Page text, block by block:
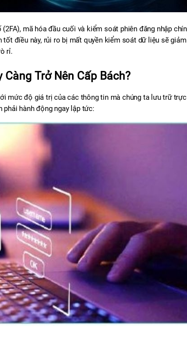
mã hóa đầu cuối và kiểm soát phiên đăng nhập
tốt điều này, rủi ro bị mất quyền kiểm soát dữ liệu sẽ giảm
rỉ.
Trở Nên Cấp Bách?
mức độ giá trị của các thông tin mà chúng ta lưu trữ trực
phải hành động ngay lập tức: